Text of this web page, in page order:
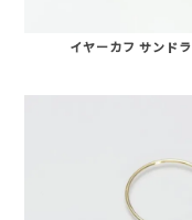
イヤーカフ サンドラ